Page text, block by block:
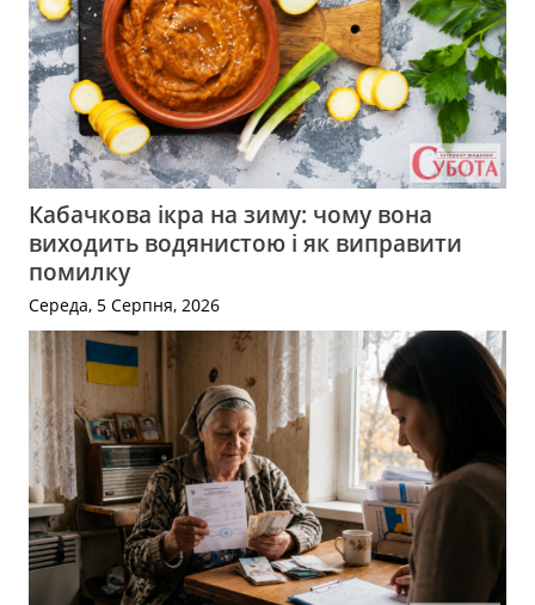
Кабачкова ікра на зиму: чому вона
виходить водянистою і як виправити
помилку
Середа, 5 Серпня, 2026